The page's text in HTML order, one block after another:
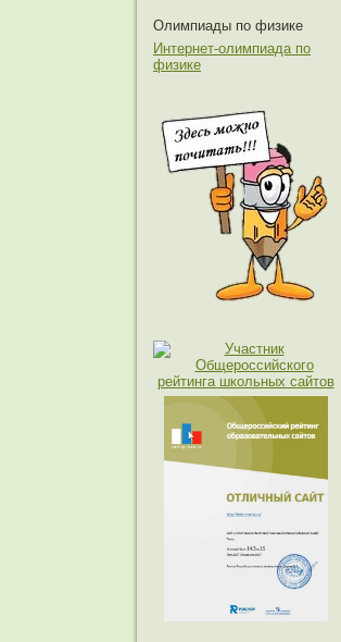
Олимпиады по физике
Интернет-олимпиада по
физике